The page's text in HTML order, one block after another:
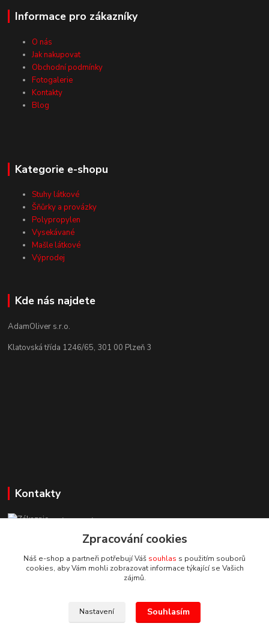
Informace pro zákazníky
O nás
Jak nakupovat
Obchodní podmínky
Fotogalerie
Kontakty
Blog
Kategorie e-shopu
Stuhy látkové
Šňůrky a provázky
Polypropylen
Vysekávané
Mašle látkové
Výprodej
Kde nás najdete
AdamOliver s.r.o.
Klatovská třída 1246/65, 301 00 Plzeň 3
Kontakty
Zákaznická podpora StuhyLevně.cz
+420 725 618 353
(Po-Pá, 8-16 hod.)
adamoliver@seznam.cz
Zpracování cookies
Náš e-shop a partneři potřebují Váš souhlas s použitím souborů
cookies, aby Vám mohli zobrazovat informace týkající se Vašich
zájmů.
Nastavení Souhlasím